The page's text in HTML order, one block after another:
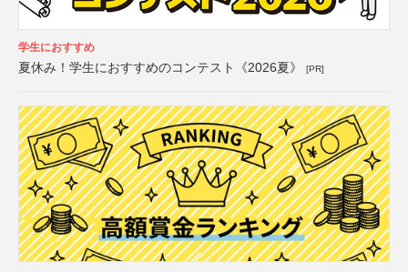
学生におすすめ
夏休み！学生におすすめのコンテスト《2026夏》 [PR]